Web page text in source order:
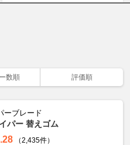
数順 評価順
ーブレード
パー 替えゴム
（2,435件）